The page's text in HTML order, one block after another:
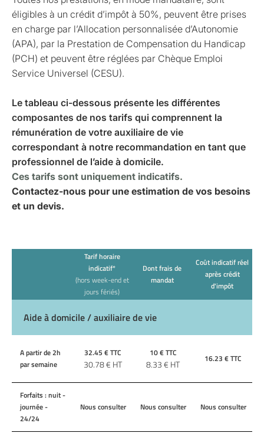
éligibles à un crédit d’impôt à 50%, peuvent être prises
en charge par l’Allocation personnalisée d’Autonomie
(APA), par la Prestation de Compensation du Handicap
(PCH) et peuvent être réglées par Chèque Emploi
Service Universel (CESU).
Le tableau ci-dessous présente les différentes
composantes de nos tarifs qui comprennent la
rémunération de votre auxiliaire de vie
correspondant à notre recommandation en tant que
professionnel de l’aide à domicile.
Ces tarifs sont uniquement indicatifs.
Contactez-nous pour une estimation de vos besoins
et un devis.
Tarif horaire
indicatif*
(hors week-end et
jours fériés)
Dont frais de
mandat
Coût indicatif réel
après crédit
d'impôt
Aide à domicile / auxiliaire de vie
A partir de 2h
par semaine
32.45 € TTC
30.78€ HT
10€ TTC
8.33€ HT 16.23 € TTC
Forfaits : nuit -
journée -
24/24
Nous consulter Nous consulter Nous consulter